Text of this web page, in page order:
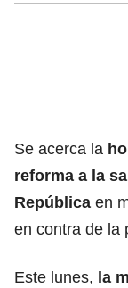
Se acerca la
reforma a la
República en
en contra de la
Este lunes, la